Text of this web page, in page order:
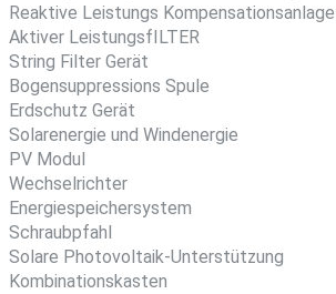
Reaktive Leistungs Kompensationsanlage
Aktiver LeistungsfILTER
String Filter Gerät
Bogensuppressions Spule
Erdschutz Gerät
Solarenergie und Windenergie
PV Modul
Wechselrichter
Energiespeichersystem
Schraubpfahl
Solare Photovoltaik-Unterstützung
Kombinationskasten